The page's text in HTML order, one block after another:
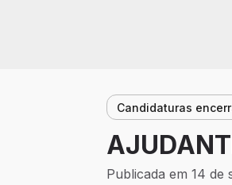
Candidaturas
Publicada em 14 de